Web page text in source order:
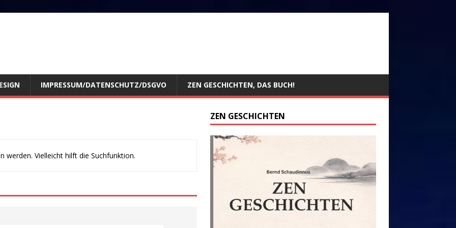
IMPRESSUM/DATENSCHUTZ/DSGVO ZEN GESCHICHTEN, DAS BUCH!
werden. Vielleicht hilft die Suchfunktion.
ZEN GESCHICHTEN